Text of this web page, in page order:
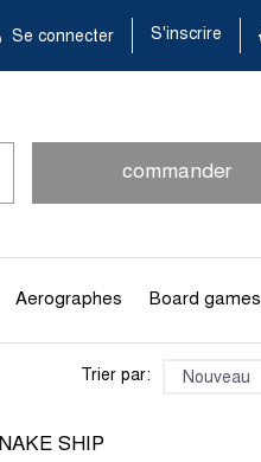
Se connecter S'inscrire
commander
Aerographes Board games
Trier par:
SHIP